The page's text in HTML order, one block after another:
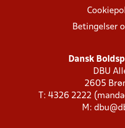
Betingelser
Dansk
DBU
2605
T: 4326 2222
M: